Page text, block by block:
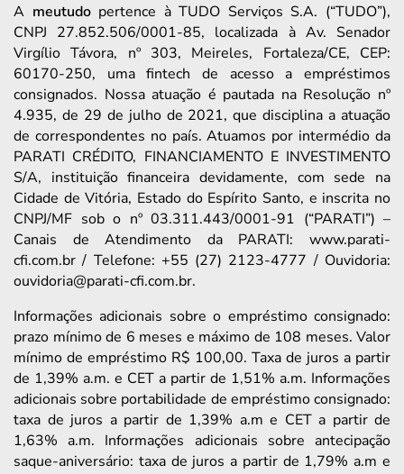
A meutudopertence à TUDO Serviços S.A. (“TUDO”),
CNPJ 27.852.506/0001-85, localizada à Av. Senador
Virgílio Távora, nº 303, Meireles, Fortaleza/CE, CEP:
60170-250, uma fintech de acesso a empréstimos
consignados. Nossa atuação é pautada na Resolução nº
4.935, de 29 de julho de 2021, que disciplina a atuação
de correspondentes no país. Atuamos por intermédio da
PARATI CRÉDITO, FINANCIAMENTO E INVESTIMENTO
S/A, instituição financeira devidamente, com sede na
Cidade de Vitória, Estado do Espírito Santo, e inscrita no
CNPJ/MF sob o nº 03.311.443/0001-91 (“PARATI”) –
Canais de Atendimento da PARATI: www.parati-
cfi.com.br / Telefone: +55 (27) 2123-4777 / Ouvidoria:
ouvidoria@parati-cfi.com.br.
Informações adicionais sobre o empréstimo consignado:
prazo mínimo de 6 meses e máximo de 108 meses. Valor
mínimo de empréstimo R$ 100,00. Taxa de juros a partir
de 1,39% a.m. e CET a partir de 1,51% a.m. Informações
adicionais sobre portabilidade de empréstimo consignado:
taxa de juros a partir de 1,39% a.m e CET a partir de
1,63% a.m. Informações adicionais sobre antecipação
saque-aniversário: taxa de juros a partir de 1,79% a.m e